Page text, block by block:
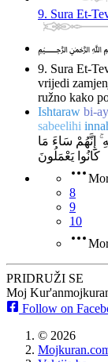
9. Sura Et-
9. Sura Et-
vrijedi
ružno kako
Ishtaraw bi-
sabeelihi
إِنَّهُمْ سَاءَ مَا
كَانُوا يَعْمَلُونَ
8
9
10
PRIDRUŽI SE
Moj Kur'an
Follow on
© 2026